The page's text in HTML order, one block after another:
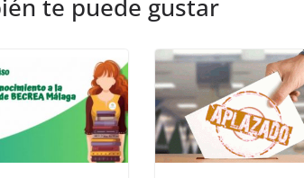
te puede gustar